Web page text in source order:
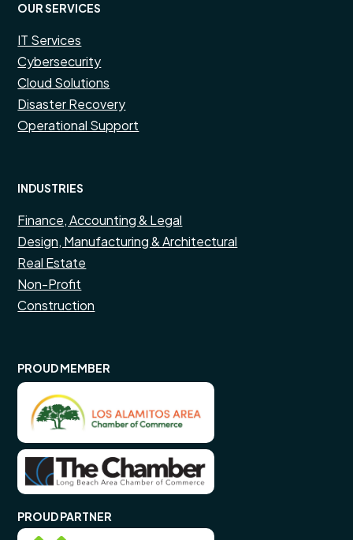
OUR SERVICES
IT Services
Cybersecurity
Cloud Solutions
Disaster Recovery
Operational Support
INDUSTRIES
Finance, Accounting & Legal
Design, Manufacturing & Architectural
Real Estate
Non-Profit
Construction
PROUD MEMBER
PROUD PARTNER